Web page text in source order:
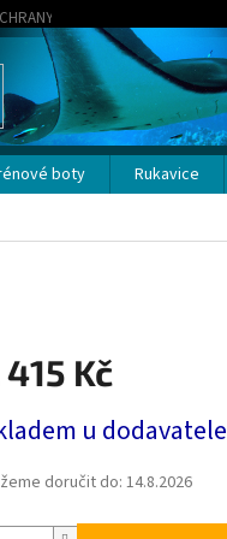
OSOBNÍCH ÚDAJŮ
boty Rukavice
415 Kč
u dodavatele
doručit do:14.8.2026